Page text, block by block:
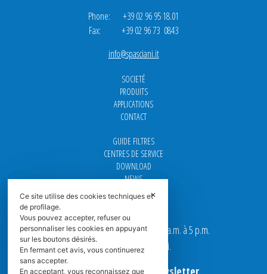
Phone: +39 02 96 95 18.01
Fax: +39 02 96 73 0843
info@spasciani.it
SOCIETÉ
PRODUITS
APPLICATIONS
CONTACT
GUIDE FILTRES
CENTRES DE SERVICE
DOWNLOAD
NEWS
FAQ
CARRIÈRE
Nos bureaux sont ouverts de 9 a.m. à 5 p.m.
du Lundi au Vendredi.
Abonnez-vous à la Newsletter
✕
Ce site utilise des cookies techniques et
de profilage.
Vous pouvez accepter, refuser ou
personnaliser les cookies en appuyant
sur les boutons désirés.
En fermant cet avis, vous continuerez
sans accepter.
En acceptant, vous reconnaissez que